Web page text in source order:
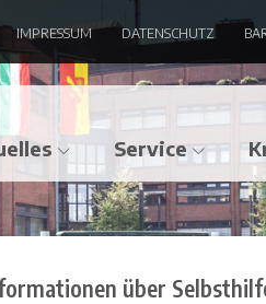
| Kreis Warendorf
IMPRESSUM DATENSCHUTZ
Service
über